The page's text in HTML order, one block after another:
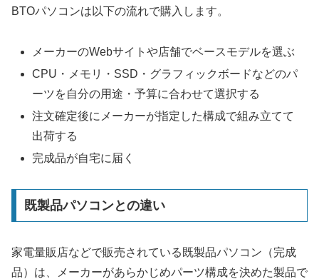
BTOパソコンは以下の流れで購入します。
メーカーのWebサイトや店舗でベースモデルを選ぶ
CPU・メモリ・SSD・グラフィックボードなどのパ
ーツを自分の用途・予算に合わせて選択する
注文確定後にメーカーが指定した構成で組み立てて
出荷する
完成品が自宅に届く
既製品パソコンとの違い
家電量販店などで販売されている既製品パソコン（完成
品）は、メーカーがあらかじめパーツ構成を決めた製品で